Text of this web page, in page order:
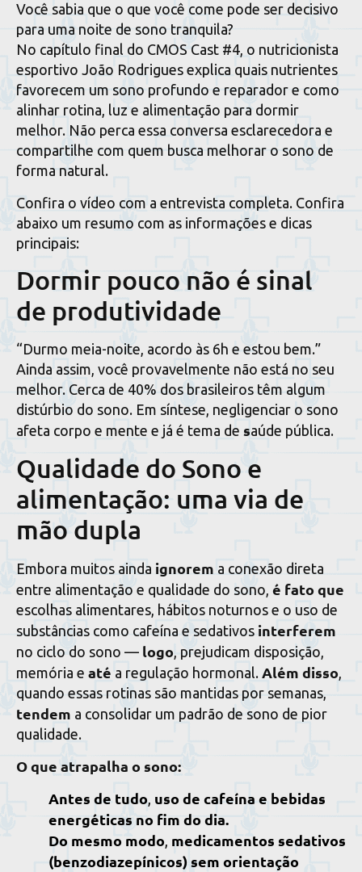
Você sabia que o que você come pode ser decisivo
para uma noite de sono tranquila?
No capítulo final do CMOS Cast #4, o nutricionista
esportivo João Rodrigues explica quais nutrientes
favorecem um sono profundo e reparador e como
alinhar rotina, luz e alimentação para dormir
melhor. Não perca essa conversa esclarecedora e
compartilhe com quem busca melhorar o sono de
forma natural.
Confira o vídeo com a entrevista completa. Confira
abaixo um resumo com as informações e dicas
principais:
Dormir pouco não é sinal
de produtividade
“Durmo meia-noite, acordo às 6h e estou bem.”
Ainda assim, você provavelmente não está no seu
melhor. Cerca de 40% dos brasileiros têm algum
distúrbio do sono. Em síntese, negligenciar o sono
afeta corpo e mente e já é tema de saúde pública.
Qualidade do Sono e
alimentação: uma via de
mão dupla
Embora muitos ainda ignorem a conexão direta
entre alimentação e qualidade do sono, é fato que
escolhas alimentares, hábitos noturnos e o uso de
substâncias como cafeína e sedativos interferem
no ciclo do sono — logo , prejudicam disposição,
memória e até a regulação hormonal. Além disso
quando essas rotinas são mantidas por semanas,
tendem a consolidar um padrão de sono de pior
qualidade.
O que atrapalha o sono:
Antes de tudo, uso de cafeína e bebidas
energéticas no fim do dia.
Do mesmo modo, medicamentos sedativos
(benzodiazepínicos) sem orientação